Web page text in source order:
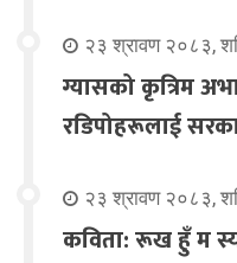
२३ श्रावण २०८३,
ग्यासको कृत्रिम
रडिपोहरूलाई
२३ श्रावण २०८३,
कविता: रूख हुँ म